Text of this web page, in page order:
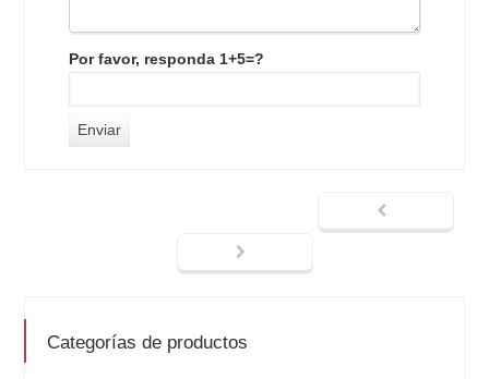
Por favor, responda 1+5=?
Categorías de productos